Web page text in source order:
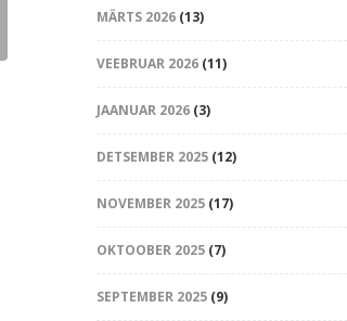
MÄRTS 2026(13)
VEEBRUAR 2026(11)
JAANUAR 2026(3)
DETSEMBER 2025(12)
NOVEMBER 2025(17)
OKTOOBER 2025(7)
SEPTEMBER 2025(9)